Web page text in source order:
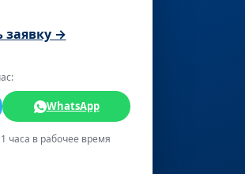
заявку →
WhatsApp
часа в рабочее время